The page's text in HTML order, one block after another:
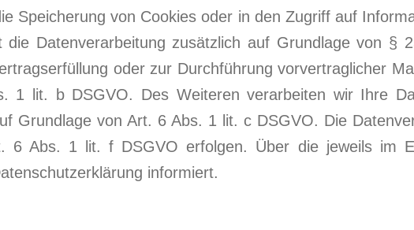
Speicherung von Cookies oder in den Zugriff auf
Datenverarbeitung zusätzlich auf Grundlage von §
oder zur Durchführung vorvertraglicher
1 lit. b DSGVO. Des Weiteren verarbeiten wir Ihre
Grundlage von Art. 6 Abs. 1 lit. c DSGVO. Die
6 Abs. 1 lit. f DSGVO erfolgen. Über die jeweils im
informiert.